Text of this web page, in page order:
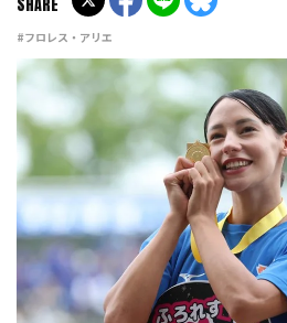
#フロレス・アリエ